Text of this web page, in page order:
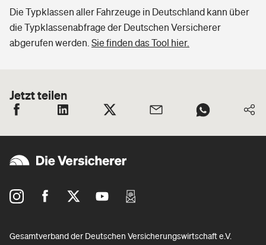
Die Typklassen aller Fahrzeuge in Deutschland kann über
die Typklassenabfrage der Deutschen Versicherer
abgerufen werden. Sie finden das Tool hier.
Jetzt teilen
Gesamtverband der Deutschen Versicherungswirtschaft e.V.